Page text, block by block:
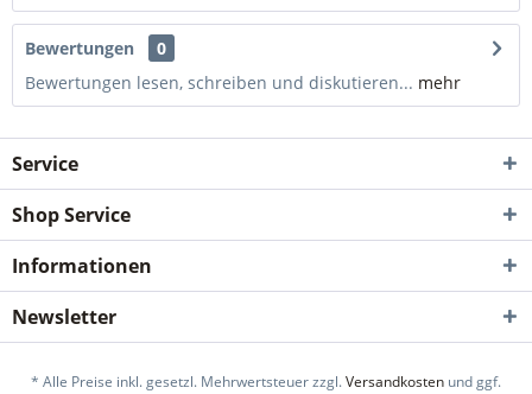
Bewertungen
0
Bewertungen lesen, schreiben und diskutieren... mehr
Service
Shop Service
Informationen
Newsletter
* Alle Preise inkl. gesetzl. Mehrwertsteuer zzgl.Versandkosten und ggf.